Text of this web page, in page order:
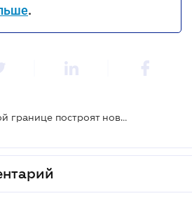
.
На украинско-польской границе построят новый пункт пропуска